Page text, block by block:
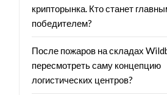
крипторынка. Кто станет
победителем?
После пожаров на складах
пересмотреть саму концепцию
логистических центров?